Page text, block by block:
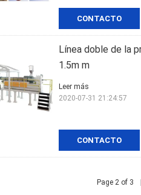
CONTACTO
Línea doble de la
1.5m m
CONTACTO
Leer más
2020-07-31 21:24:57
Page 2 of 3